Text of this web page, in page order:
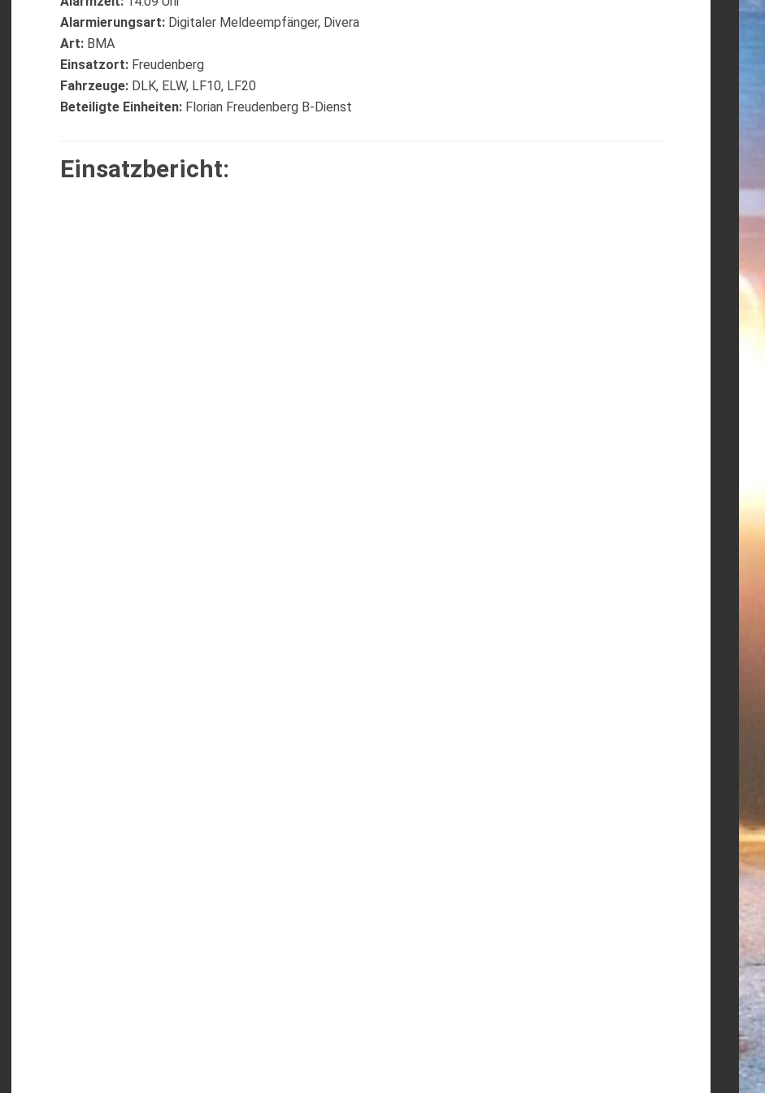
Alarmierungsart: Digitaler Meldeempfänger, Divera
Art: BMA
Einsatzort: Freudenberg
Fahrzeuge: DLK, ELW, LF10, LF20
Beteiligte Einheiten: Florian Freudenberg B-Dienst
Einsatzbericht: